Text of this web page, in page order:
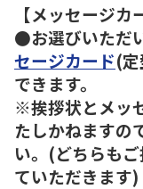
【メッセージカ
●お選びいただ
セージカード(
できます。
※挨拶状とメッ
たしかねますの
い。(どちらも
ていただきます)